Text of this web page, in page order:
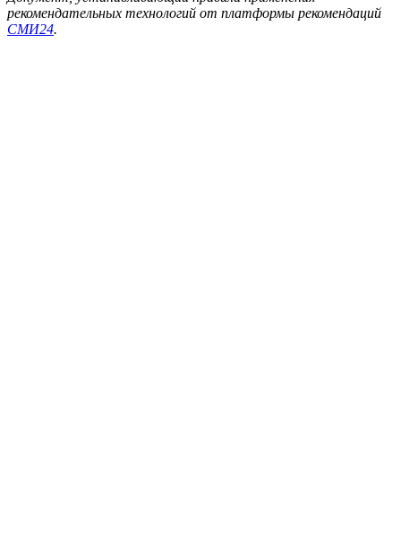
рекомендательных технологий от платформы рекомендаций
СМИ24.